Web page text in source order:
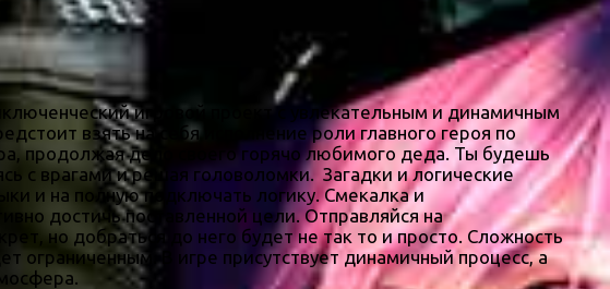
игровой проект с увлекательным и динамичным
взять на себя исполнение роли главного героя по
продолжая дело своего горячо любимого деда. Ты будешь
с врагами и решая головоломки. Загадки и логические
и на полную подключать логику. Смекалка и
достичь поставленной цели. Отправляйся на
но добраться до него будет не так то и просто. Сложность
ограниченным. В игре присутствует динамичный процесс, а